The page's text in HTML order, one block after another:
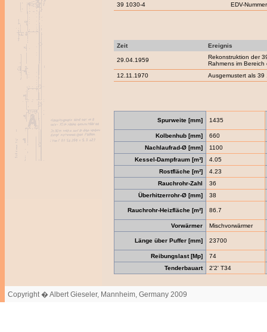
39 1030-4
EDV-
Zeit Ereignis
29.04.1959
Rekonstruktion der
Rahmens im Bereich
12.11.1970
Ausgemustert als 39
Spurweite [mm] 1435
Kolbenhub [mm]
660
Nachlaufrad-Ø [mm]
1100
Kessel-Dampfraum [m³]
4.05
Rostfläche [m²]
4.23
Rauchrohr-Zahl
36
Überhitzerrohr-Ø [mm]
38
Rauchrohr-Heizfläche [m²] 86.7
Vorwärmer Mischvorwärmer
Länge über Puffer [mm] 23700
Reibungslast [Mp]
74
Tenderbauart
2'2' T34
Copyright � Albert Gieseler, Mannheim, Germany 2009